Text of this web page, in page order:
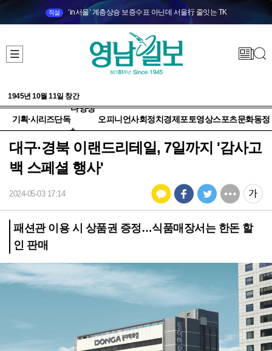
직설 ‘in서울’ 계층상승 보증수표 아닌데 서울行 줄잇는 TK
1945년 10월 11일 창간
기획·시리즈단독
다양성
+
오피니언사회정치 경제 포토영상스포츠문화동정
대구·경북 이랜드리테일, 7일까지 '감사고
백 스페셜 행사'
2024-05-03 17:14
패션관 이용 시 상품권 증정…식품매장서는 한돈 할
인 판매